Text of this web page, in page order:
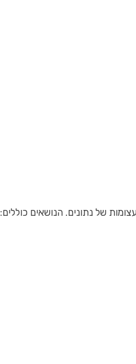
של נתונים. הנושאים כוללים: